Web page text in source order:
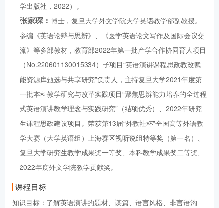
学出版社，2022）。
张家琛： 博士，复旦大学外文学院大学英语教学部副教授。
参编《英语论辩与思辨》、《医学英语论文写作及国际会议交
流》等多部教材，教育部2022年第一批产学合作协同育人项目
（No.220601130015334）子项目“英语演讲课程思政教改赋
能资源库甄选与共享研究”负责人，主持复旦大学2021年度第
一批本科教学研究与改革实践项目“聚焦思辨能力培养的全过程
式英语演讲教学理念与实践研究”（结项优秀）、2022年研究
生课程思政建设项目。荣获第13届“外教社杯”全国高等外语教
学大赛（大学英语组）上海赛区视听说组特等奖（第一名）、
复旦大学研究生教学成果奖一等奖、本科教学成果奖二等奖、
2022年度外文学院教学贡献奖。
课程目标
知识目标：了解英语演讲的题材、谋篇、语言风格、非言语沟